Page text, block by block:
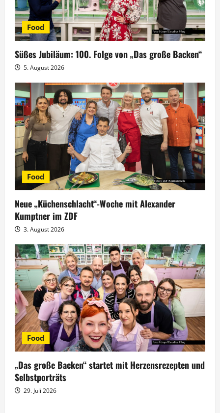
v
i
g
a
t
i
o
n
Food
Süßes Jubiläum: 100. Folge von „Das große Backen“
5. August 2026
Food
Neue „Küchenschlacht“-Woche mit Alexander
Kumptner im ZDF
3. August 2026
Food
„Das große Backen“ startet mit Herzensrezepten und
Selbstporträts
29. Juli 2026